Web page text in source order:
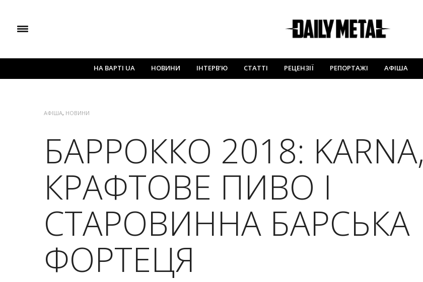
НА ВАРТІ UA НОВИНИ ІНТЕРВ’Ю СТАТТІ РЕЦЕНЗІЇ РЕПОРТАЖІ АФІША
АФІША, НОВИНИ
БАРРОККО 2018: KARNA,
КРАФТОВЕ ПИВО І
СТАРОВИННА БАРСЬКА
ФОРТЕЦЯ